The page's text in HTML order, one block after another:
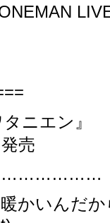
ニエン』
売
かいんだ